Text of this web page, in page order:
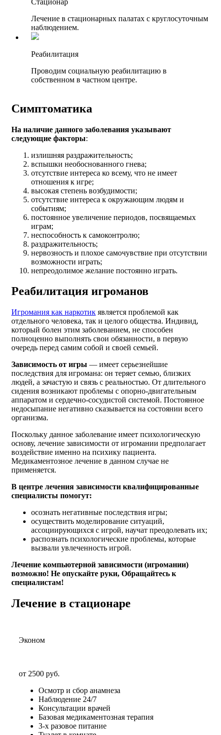
Лечение в стационарных палатах с круглосуточным
наблюдением.
Реабилитация
Проводим социальную реабилитацию в
собственном в частном центре.
Симптоматика
На наличие данного заболевания указывают
следующие факторы:
излишняя раздражительность;
вспышки необоснованного гнева;
отсутствие интереса ко всему, что не имеет
отношения к игре;
высокая степень возбудимости;
отсутствие интереса к окружающим людям и
событиям;
постоянное увеличение периодов, посвящаемых
играм;
неспособность к самоконтролю;
раздражительность;
нервозность и плохое самочувствие при отсутствии
возможности играть;
непреодолимое желание постоянно играть.
Реабилитация игроманов
Игромания как наркотик является проблемой как
отдельного человека, так и целого общества. Индивид,
который болен этим заболеванием, не способен
полноценно выполнять свои обязанности, в первую
очередь перед самим собой и своей семьей.
Зависимость от игры — имеет серьезнейшие
последствия для игромана: он теряет семью, близких
людей, а зачастую и связь с реальностью. От длительного
сидения возникают проблемы с опорно-двигательным
аппаратом и сердечно-сосудистой системой. Постоянное
недосыпание негативно сказывается на состоянии всего
организма.
Поскольку данное заболевание имеет психологическую
основу, лечение зависимости от игромании предполагает
воздействие именно на психику пациента.
Медикаментозное лечение в данном случае не
применяется.
В центре лечения зависимости квалифицированные
специалисты помогут:
осознать негативные последствия игры;
осуществить моделирование ситуаций,
ассоциирующихся с игрой, научат преодолевать их;
распознать психологические проблемы, которые
вызвали увлеченность игрой.
Лечение компьютерной зависимости (игромании)
возможно! Не опускайте руки, Обращайтесь к
специалистам!
Лечение в стационаре
Эконом
от 2500 руб.
Осмотр и сбор анамнеза
Наблюдение 24/7
Консультации врачей
Базовая медикаментозная терапия
3-х разовое питание